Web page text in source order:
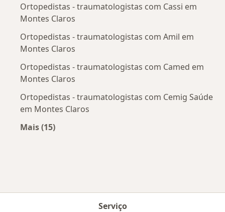
Ortopedistas - traumatologistas com Cassi em
Montes Claros
Ortopedistas - traumatologistas com Amil em
Montes Claros
Ortopedistas - traumatologistas com Camed em
Montes Claros
Ortopedistas - traumatologistas com Cemig Saúde
em Montes Claros
Mais (15)
Serviço